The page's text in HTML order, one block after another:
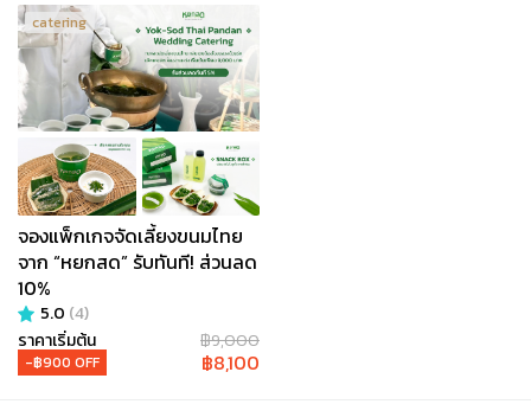
catering
จองแพ็กเกจจัดเลี้ยงขนมไทย
จาก “หยกสด” รับทันที! ส่วนลด
10%
5.0 (4)
ราคาเริ่มต้น
฿9,000
-฿900 OFF ฿8,100